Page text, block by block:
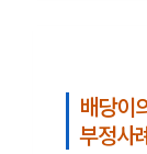
배당이
부정사